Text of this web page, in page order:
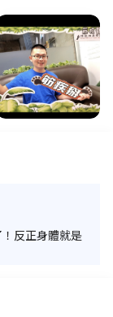
反正身體就是